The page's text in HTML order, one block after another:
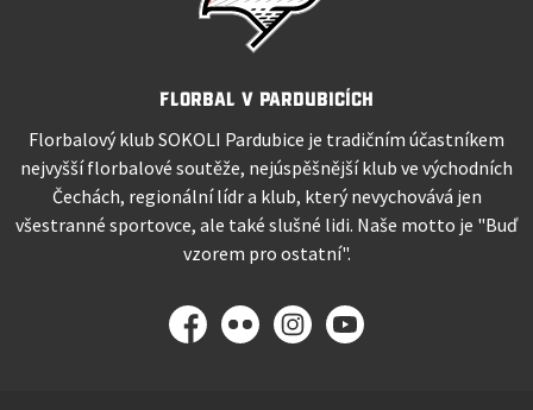
Florbal v Pardubicích
Florbalový klub SOKOLI Pardubice je tradičním účastníkem
nejvyšší florbalové soutěže, nejúspěšnější klub ve východních
Čechách, regionální lídr a klub, který nevychovává jen
všestranné sportovce, ale také slušné lidi. Naše motto je "Buď
vzorem pro ostatní".
Facebook
Flickr Instagram
YouTube